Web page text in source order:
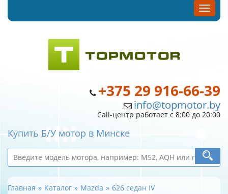
+375 29 916-66-39
info@topmotor.by
Call-центр работает с 8:00 до 20:00
Купить Б/У мотор в Минске
Главная Каталог Mazda 626 седан IV